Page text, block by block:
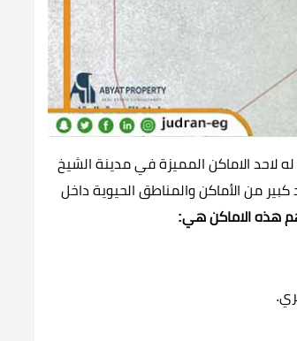
لاحد الاماكن المميزة في مدينة الشيخ
من الأماكن والمناطق الحيوية داخل
هذه الاماكن هي: